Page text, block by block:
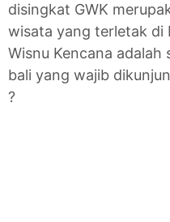
disingkat GWK
wisata yang terletak di
Wisnu Kencana
bali yang wajib
?